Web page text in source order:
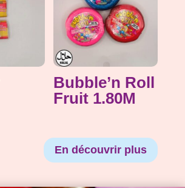
Bubble’n Roll
Fruit 1.80M
En découvrir plus